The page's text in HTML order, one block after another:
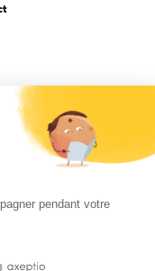
2025-2026 Tout droits réservés
pendant votre